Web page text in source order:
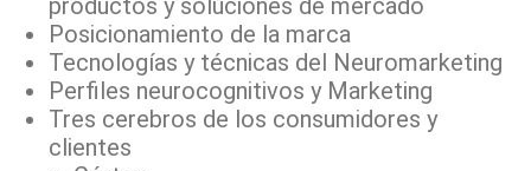
productos y soluciones de mercado
Posicionamiento de la marca
Tecnologías y técnicas del Neuromarketing
Perfiles neurocognitivos y Marketing
Tres cerebros de los consumidores y
clientes